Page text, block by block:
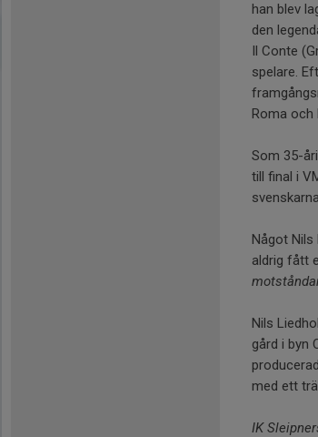
han blev
den
Il Conte
spelare.
Roma och
Som 35-
till final i
Något Nils
aldrig fått
Nils
gård i byn
med ett
IK